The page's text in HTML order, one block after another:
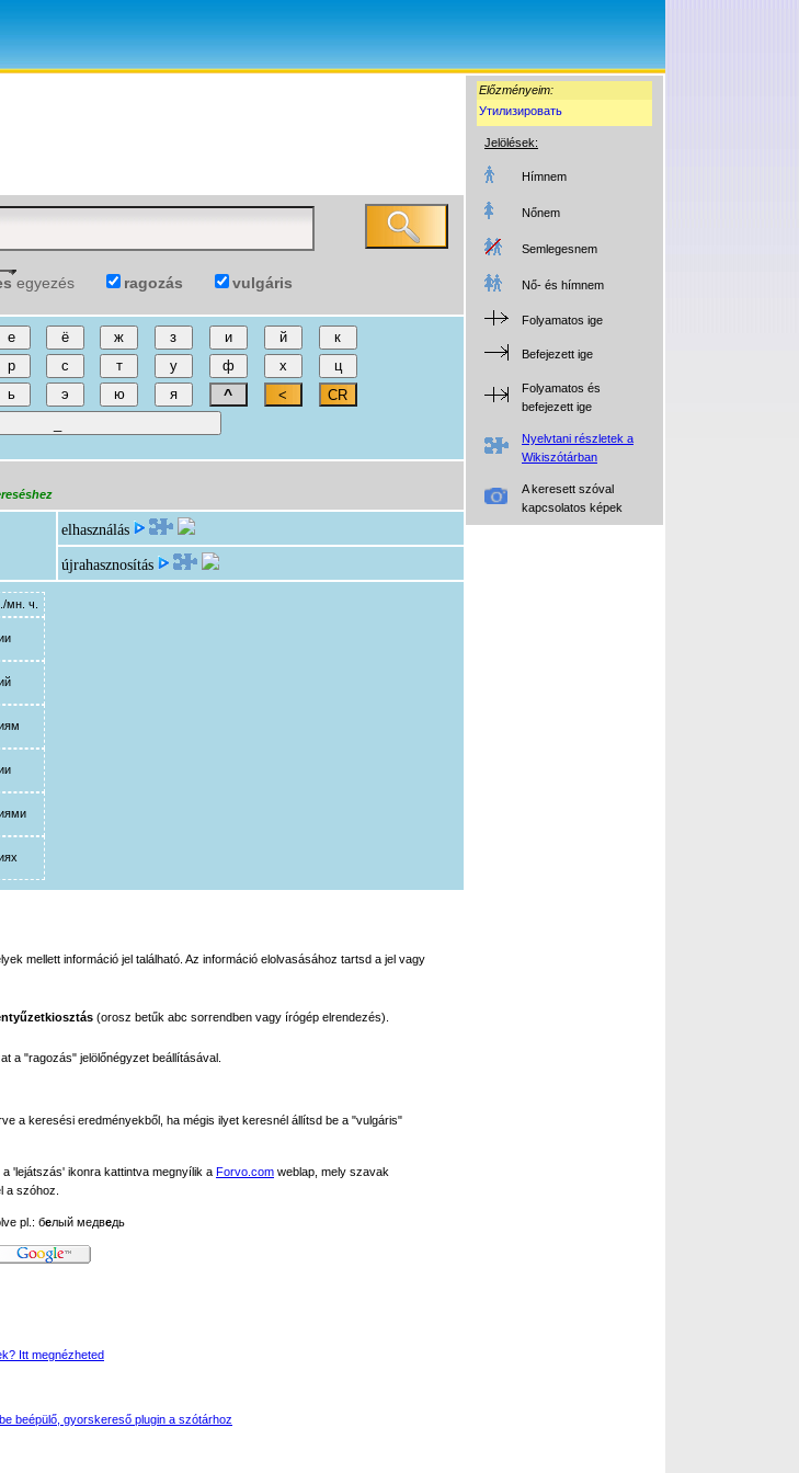
Előzményeim:
Утилизировать
Jelölések:
Hímnem
Nőnem
Semlegesnem
Nő- és hímnem
Folyamatos ige
Befejezett ige
Folyamatos és
befejezett ige
Nyelvtani részletek a
Wikiszótárban
A keresett szóval
kapcsolatos képek
egyezés ragozás vulgáris
elhasználás
újrahasznosítás
мн. ч.
mellett információ jel található. Az információ elolvasásához tartsd a jel vagy
(orosz betűk abc sorrendben vagy írógép elrendezés).
a "ragozás" jelölőnégyzet beállításával.
a keresési eredményekből, ha mégis ilyet keresnél állítsd be a "vulgáris"
'lejátszás' ikonra kattintva megnyílik a Forvo.com weblap, mely szavak
a szóhoz.
pl.: белый медведь
Itt megnézheted
beépülő, gyorskereső plugin a szótárhoz